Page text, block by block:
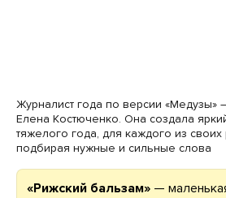
Журналист года по версии «Медузы»
Елена Костюченко. Она создала
тяжелого года, для каждого из
подбирая нужные и сильные слова
«Рижский бальзам» —